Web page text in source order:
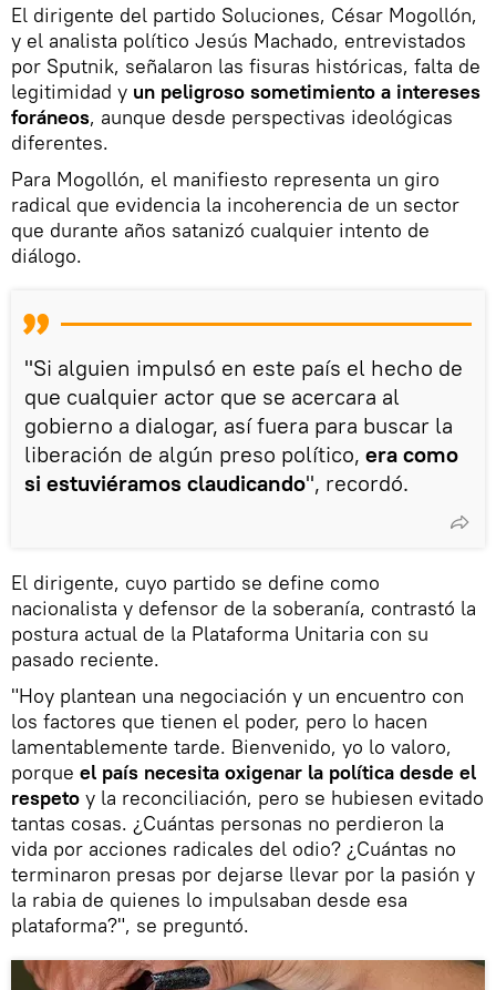
El dirigente del partido Soluciones, César Mogollón,
y el analista político Jesús Machado, entrevistados
por Sputnik, señalaron las fisuras históricas, falta de
legitimidad y un peligroso sometimiento a intereses
foráneos, aunque desde perspectivas ideológicas
diferentes.
Para Mogollón, el manifiesto representa un giro
radical que evidencia la incoherencia de un sector
que durante años satanizó cualquier intento de
diálogo.
"Si alguien impulsó en este país el hecho de
que cualquier actor que se acercara al
gobierno a dialogar, así fuera para buscar la
liberación de algún preso político, era como
si estuviéramos claudicando", recordó.
El dirigente, cuyo partido se define como
nacionalista y defensor de la soberanía, contrastó la
postura actual de la Plataforma Unitaria con su
pasado reciente.
"Hoy plantean una negociación y un encuentro con
los factores que tienen el poder, pero lo hacen
lamentablemente tarde. Bienvenido, yo lo valoro,
porque el país necesita oxigenar la política desde el
respeto y la reconciliación, pero se hubiesen evitado
tantas cosas. ¿Cuántas personas no perdieron la
vida por acciones radicales del odio? ¿Cuántas no
terminaron presas por dejarse llevar por la pasión y
la rabia de quienes lo impulsaban desde esa
plataforma?", se preguntó.